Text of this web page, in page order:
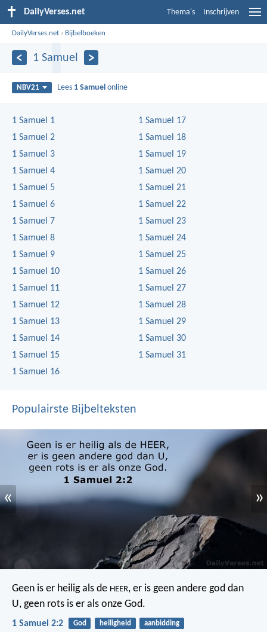
DailyVerses.net Thema's Inschrijven
DailyVerses.net › Bijbelboeken
1 Samuel
NBV21 Lees 1 Samuel online
1 Samuel 1
1 Samuel 2
1 Samuel 3
1 Samuel 4
1 Samuel 5
1 Samuel 6
1 Samuel 7
1 Samuel 8
1 Samuel 9
1 Samuel 10
1 Samuel 11
1 Samuel 12
1 Samuel 13
1 Samuel 14
1 Samuel 15
1 Samuel 16
1 Samuel 17
1 Samuel 18
1 Samuel 19
1 Samuel 20
1 Samuel 21
1 Samuel 22
1 Samuel 23
1 Samuel 24
1 Samuel 25
1 Samuel 26
1 Samuel 27
1 Samuel 28
1 Samuel 29
1 Samuel 30
1 Samuel 31
Populairste Bijbelteksten
« »
Geen is er heilig als de HEER, er is geen andere god dan
U, geen rots is er als onze God.
1 Samuel 2:2 God heiligheid aanbidding